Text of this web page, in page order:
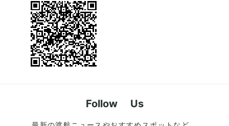
Follow Us